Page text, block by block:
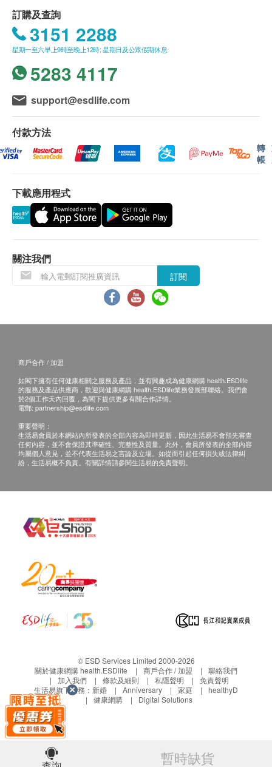
暫時缺貨
訂購及查詢
3151 2288
星期一至六早上9時至晚上12時; 星期日及公眾假期休息
5283 4117
support@esdlife.com
付款方法
轉
帳
下載應用程式
關注我們
訂閱
商戶合作 / 加盟
如閣下擁有任何健康相關之服務及產品，並有興趣成為健康網購 health.ESDlife
的服務及產品供應商，歡迎與健康網購 health.ESDlife業務發展部聯絡。我們會
於2個工作天內回覆，為閣下提供更多有關合作詳情。
電郵: partnership@esdlife.com
重要聲明：
生活易會員於本網站內所發表的全部內容為即時更新，因此生活易不會預先審查
任何內容，並不會保證其準確性、完整性及質量。此外，會員所發表的全部內容
均屬個人意見，並不代表生活易之言論及立場。如從而引起任何損失或法律糾
紛，生活易概不負責。有關詳情請參閱生活易的免責聲明。
© ESD Services Limited 2000-2026
關於健康網購 health.ESDlife
商戶合作 / 加盟
聯絡我們
加入我們
條款及細則 私隱聲明
免責聲明
生活易旗下業務： 新婚 Anniversary 家庭
healthyD
健康網購
Digital Solutions